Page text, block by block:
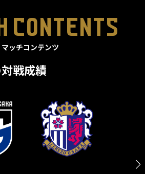
CONTENTS
戦成績